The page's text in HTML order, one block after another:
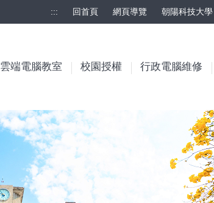
::: 回首頁 網頁導覽 朝陽科技大學
雲端電腦教室 校園授權 行政電腦維修